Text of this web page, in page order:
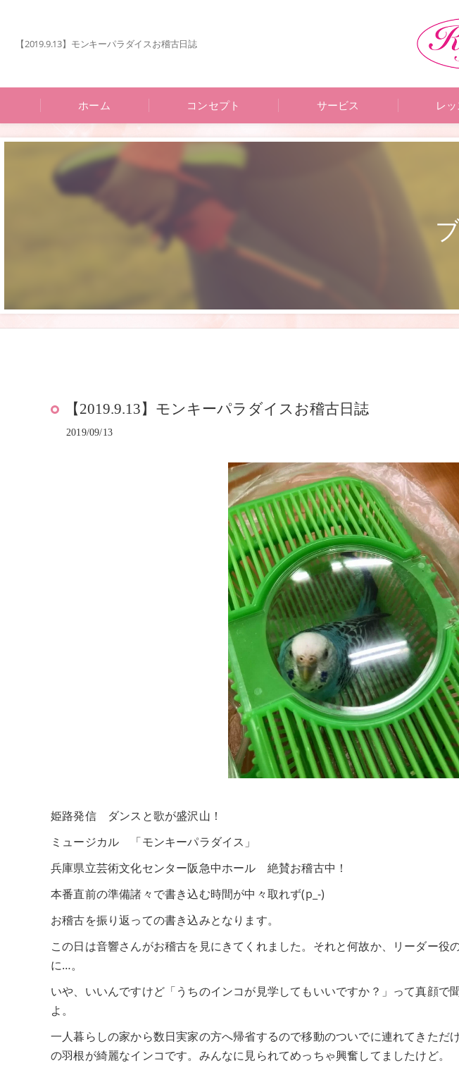
【2019.9.13】モンキーパラダイスお稽古日誌
ホーム コンセプト サービス レ
【2019.9.13】モンキーパラダイスお稽古日誌
2019/09/13
姫路発信 ダンスと歌が盛沢山！
ミュージカル 「モンキーパラダイス」
兵庫県立芸術文化センター阪急中ホール 絶賛お稽古中！
本番直前の準備諸々で書き込む時間が中々取れず(p_-)
お稽古を振り返っての書き込みとなります。
この日は音響さんがお稽古を見にきてくれました。それと何故か、リーダー役
に…。
いや、いいんですけど「うちのインコが見学してもいいですか？」って真顔で
よ。
一人暮らしの家から数日実家の方へ帰省するので移動のついでに連れてきただ
の羽根が綺麗なインコです。みんなに見られてめっちゃ興奮してましたけど。